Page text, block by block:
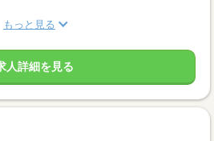
もっと見る
人詳細を見る